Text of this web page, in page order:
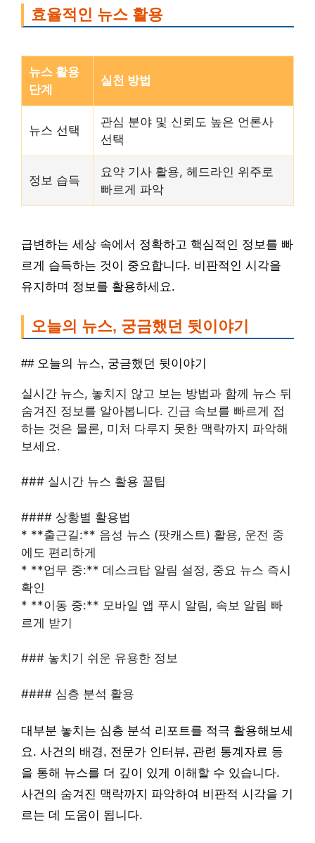
효율적인 뉴스 활용
뉴스 활용
단계
실천 방법
뉴스 선택
관심 분야 및 신뢰도 높은 언론사
선택
정보 습득
요약 기사 활용, 헤드라인 위주로
빠르게 파악
급변하는 세상 속에서 정확하고 핵심적인 정보를 빠
르게 습득하는 것이 중요합니다. 비판적인 시각을
유지하며 정보를 활용하세요.
오늘의 뉴스, 궁금했던 뒷이야기
## 오늘의 뉴스, 궁금했던 뒷이야기
실시간 뉴스, 놓치지 않고 보는 방법과 함께 뉴스 뒤
숨겨진 정보를 알아봅니다. 긴급 속보를 빠르게 접
하는 것은 물론, 미처 다루지 못한 맥락까지 파악해
보세요.
### 실시간 뉴스 활용 꿀팁
#### 상황별 활용법
* **출근길:** 음성 뉴스 (팟캐스트) 활용, 운전 중
에도 편리하게
* **업무 중:** 데스크탑 알림 설정, 중요 뉴스 즉시
확인
* **이동 중:** 모바일 앱 푸시 알림, 속보 알림 빠
르게 받기
### 놓치기 쉬운 유용한 정보
#### 심층 분석 활용
대부분 놓치는 심층 분석 리포트를 적극 활용해보세
요. 사건의 배경, 전문가 인터뷰, 관련 통계자료 등
을 통해 뉴스를 더 깊이 있게 이해할 수 있습니다.
사건의 숨겨진 맥락까지 파악하여 비판적 시각을 기
르는 데 도움이 됩니다.